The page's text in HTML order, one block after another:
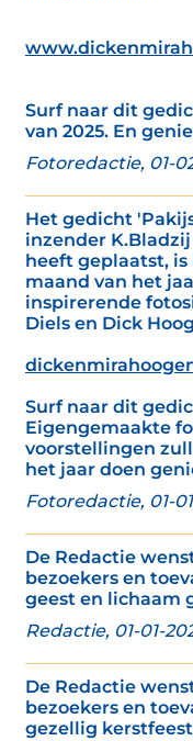
Surf naar dit
van 2025. En
Fotoredactie, 01-
Het gedicht
inzender
heeft geplaatst,
maand van het
inspirerende
Diels en Dick
Surf naar dit
Eigengemaakte
voorstellingen
het jaar doen
Fotoredactie, 01-
De Redactie
bezoekers en
geest en lichaam
Redactie, 01-01-
De Redactie
bezoekers en
gezellig